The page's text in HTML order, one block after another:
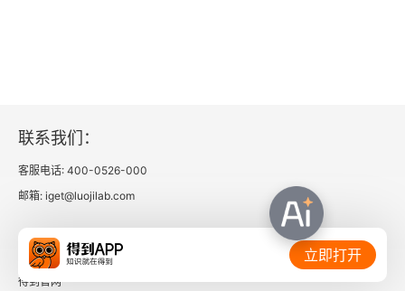
联系我们：
客服电话: 400-0526-000
邮箱: iget@luojilab.com
相关链接：
得到官网
立即打开